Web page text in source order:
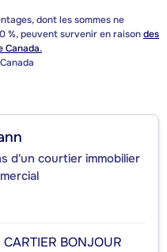
dont les sommes ne
%, peuvent survenir en raisondes
Canada.
d'un courtier immobilier
BONJOUR